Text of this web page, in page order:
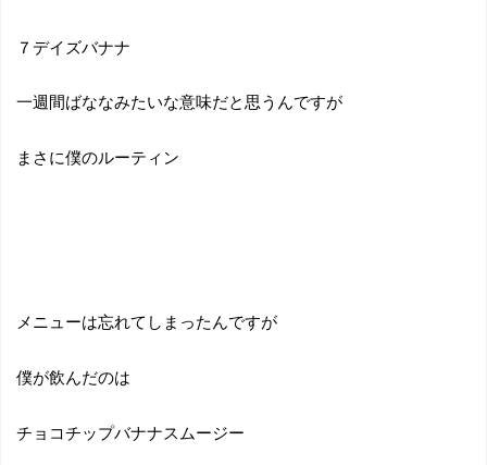
７デイズバナナ
一週間ばななみたいな意味だと思うんですが
まさに僕のルーティン
メニューは忘れてしまったんですが
僕が飲んだのは
チョコチップバナナスムージー